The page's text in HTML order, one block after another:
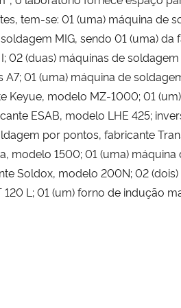
tem-se: 01 (uma) máquina de
MIG, sendo 01 (uma)
02 (duas) máquinas de
01 (uma) máquina de
modelo MZ-1000; 01
ESAB, modelo LHE 425;
por pontos, fabricante
modelo 1500; 01 (uma)
Soldox, modelo 200N; 02
L; 01 (um) forno de indução